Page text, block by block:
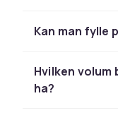
når du kan fylle
bruke for barn
utføringer.
Kan man fylle
Hvilken volum
ha?